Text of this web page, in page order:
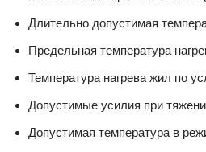
Длительно допустимая
Предельная температура
Температура нагрева жил по
Допустимые усилия при
Допустимая температура в